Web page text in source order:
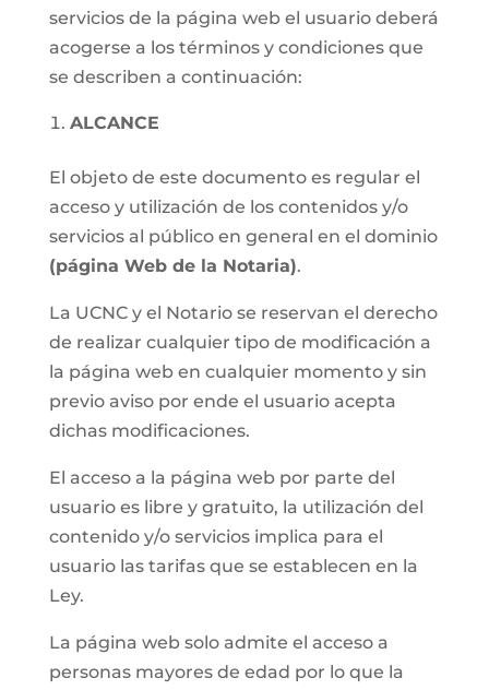
servicios de la página web el usuario deberá
acogerse a los términos y condiciones que
se describen a continuación:
ALCANCE
El objeto de este documento es regular el
acceso y utilización de los contenidos y/o
servicios al público en general en el dominio
(página Web de la Notaria).
La UCNC y el Notario se reservan el derecho
de realizar cualquier tipo de modificación a
la página web en cualquier momento y sin
previo aviso por ende el usuario acepta
dichas modificaciones.
El acceso a la página web por parte del
usuario es libre y gratuito, la utilización del
contenido y/o servicios implica para el
usuario las tarifas que se establecen en la
Ley.
La página web solo admite el acceso a
personas mayores de edad por lo que la